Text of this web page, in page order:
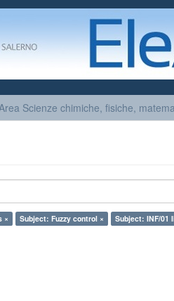
Scienze chimiche, fisiche,
× Subject: Fuzzy control × Subject: INF/01